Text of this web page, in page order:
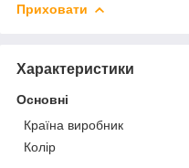
Приховати
Характеристики
Основні
Країна виробник
Колір